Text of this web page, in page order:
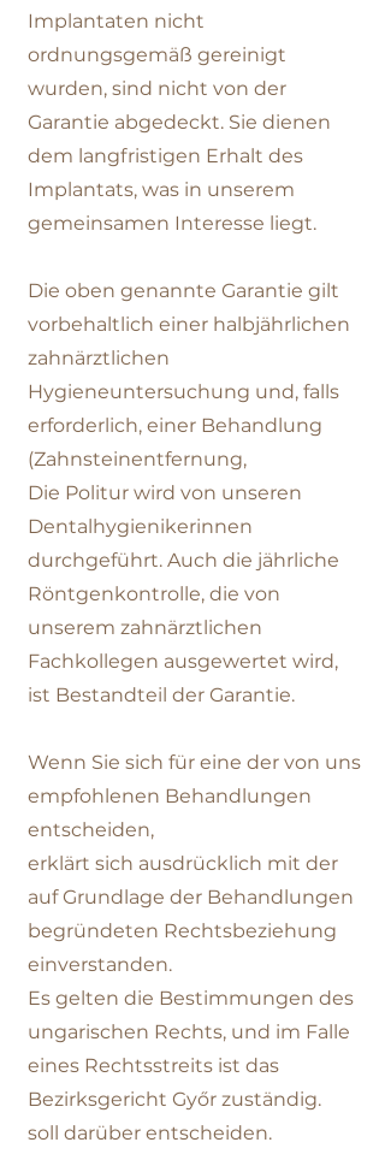
Implantaten nicht
ordnungsgemäß gereinigt
wurden, sind nicht von der
Garantie abgedeckt. Sie dienen
dem langfristigen Erhalt des
Implantats, was in unserem
gemeinsamen Interesse liegt.
Die oben genannte Garantie gilt
vorbehaltlich einer halbjährlichen
zahnärztlichen
Hygieneuntersuchung und, falls
erforderlich, einer Behandlung
(Zahnsteinentfernung,
Die Politur wird von unseren
Dentalhygienikerinnen
durchgeführt. Auch die jährliche
Röntgenkontrolle, die von
unserem zahnärztlichen
Fachkollegen ausgewertet wird,
ist Bestandteil der Garantie.
Wenn Sie sich für eine der von uns
empfohlenen Behandlungen
entscheiden,
erklärt sich ausdrücklich mit der
auf Grundlage der Behandlungen
begründeten Rechtsbeziehung
einverstanden.
Es gelten die Bestimmungen des
ungarischen Rechts, und im Falle
eines Rechtsstreits ist das
Bezirksgericht Győr zuständig.
soll darüber entscheiden.